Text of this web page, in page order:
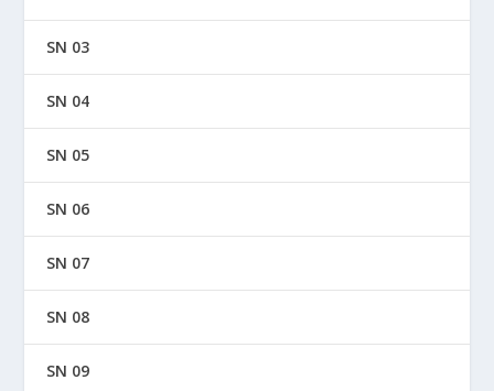
SN 03
SN 04
SN 05
SN 06
SN 07
SN 08
SN 09